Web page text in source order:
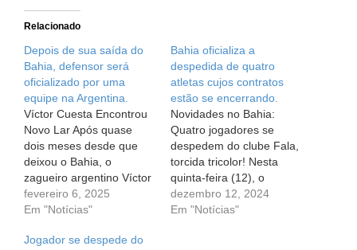
Relacionado
Depois de sua saída do
Bahia, defensor será
oficializado por uma
equipe na Argentina.
Víctor Cuesta Encontrou
Novo Lar Após quase
dois meses desde que
deixou o Bahia, o
zagueiro argentino Víctor
Cuesta está prestes a dar
um passo emocionante
defensor de 36 anos, que
fevereiro 6, 2025
Em "Notícias"
Bahia oficializa a
despedida de quatro
atletas cujos contratos
estão se encerrando.
Novidades no Bahia:
Quatro jogadores se
despedem do clube Fala,
torcida tricolor! Nesta
quinta-feira (12), o
Esporte Clube Bahia
anunciou algumas
dezembro 12, 2024
Em "Notícias"
Jogador se despede do